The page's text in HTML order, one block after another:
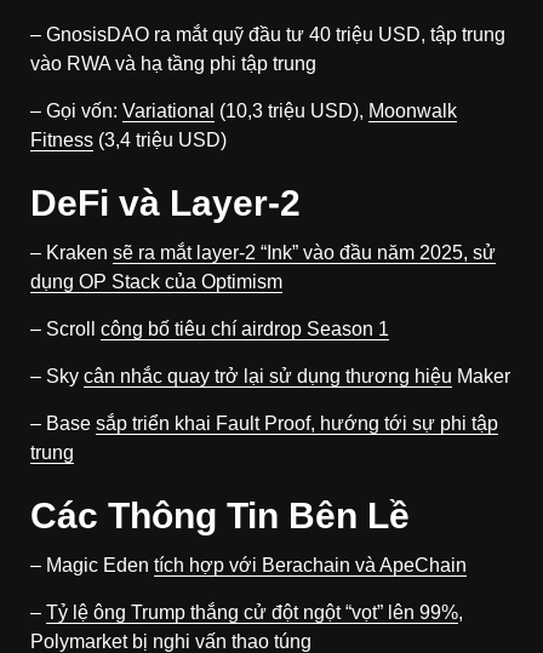
– GnosisDAO ra mắt quỹ đầu tư 40 triệu USD, tập trung
vào RWA và hạ tầng phi tập trung
– Gọi vốn: Variational (10,3 triệu USD), Moonwalk
Fitness (3,4 triệu USD)
DeFi và Layer-2
– Kraken sẽ ra mắt layer-2 “Ink” vào đầu năm 2025, sử
dụng OP Stack của Optimism
– Scroll công bố tiêu chí airdrop Season 1
– Sky cân nhắc quay trở lại sử dụng thương hiệu Maker
– Base sắp triển khai Fault Proof, hướng tới sự phi tập
trung
Các Thông Tin Bên Lề
– Magic Eden tích hợp với Berachain và ApeChain
– Tỷ lệ ông Trump thắng cử đột ngột “vọt” lên 99%,
Polymarket bị nghi vấn thao túng